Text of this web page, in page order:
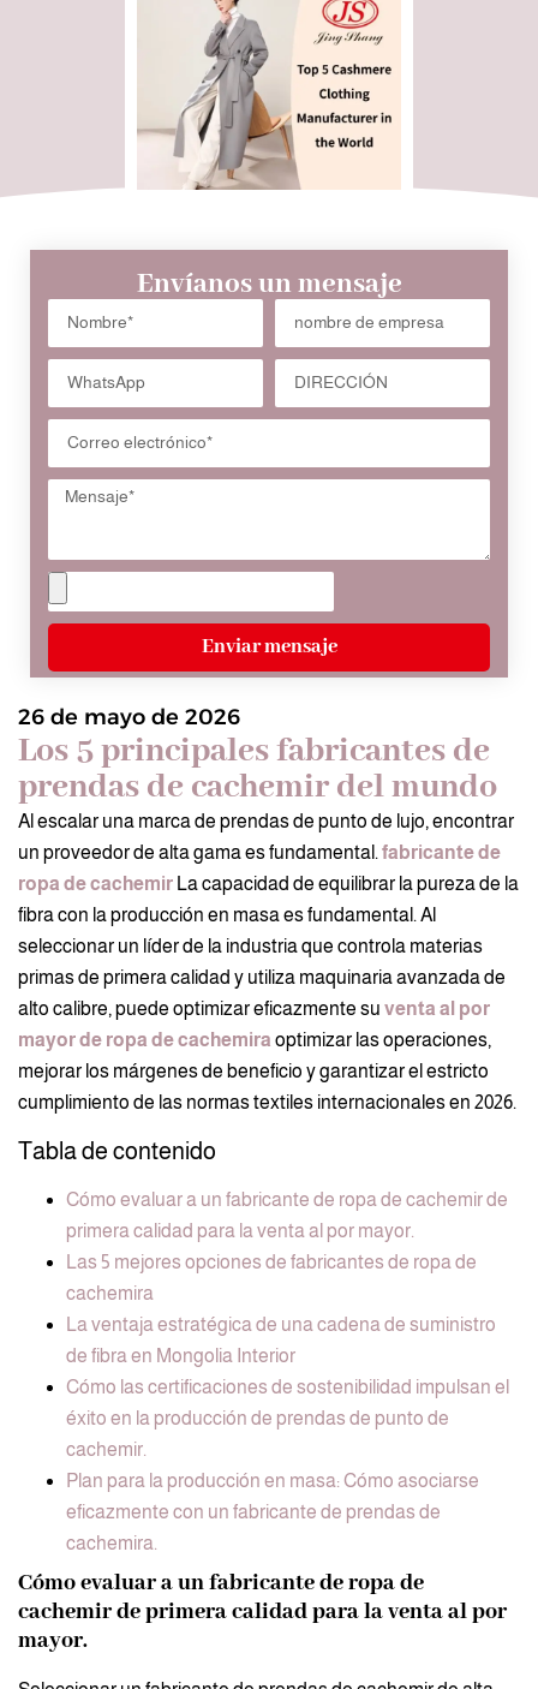
Envíanos un mensaje
Enviar mensaje
26 de mayo de 2026
Los 5 principales fabricantes de
prendas de cachemir del mundo
Al escalar una marca de prendas de punto de lujo, encontrar
un proveedor de alta gama es fundamental. fabricante de
ropa de cachemir La capacidad de equilibrar la pureza de la
fibra con la producción en masa es fundamental. Al
seleccionar un líder de la industria que controla materias
primas de primera calidad y utiliza maquinaria avanzada de
alto calibre, puede optimizar eficazmente su venta al por
mayor de ropa de cachemira optimizar las operaciones,
mejorar los márgenes de beneficio y garantizar el estricto
cumplimiento de las normas textiles internacionales en 2026.
Tabla de contenido
Cómo evaluar a un fabricante de ropa de cachemir de
primera calidad para la venta al por mayor.
Las 5 mejores opciones de fabricantes de ropa de
cachemira
La ventaja estratégica de una cadena de suministro
de fibra en Mongolia Interior
Cómo las certificaciones de sostenibilidad impulsan el
éxito en la producción de prendas de punto de
cachemir.
Plan para la producción en masa: Cómo asociarse
eficazmente con un fabricante de prendas de
cachemira.
Cómo evaluar a un fabricante de ropa de
cachemir de primera calidad para la venta al por
mayor.